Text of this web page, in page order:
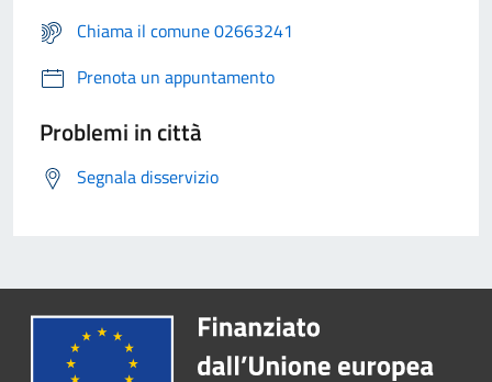
Chiama il comune 02663241
Prenota un appuntamento
Problemi in città
Segnala disservizio